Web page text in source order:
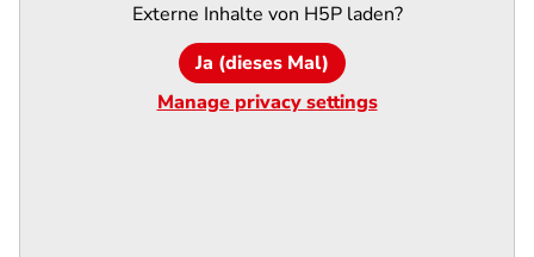
Externe Inhalte von H5Pladen?
Ja (dieses Mal)
Manage privacy settings